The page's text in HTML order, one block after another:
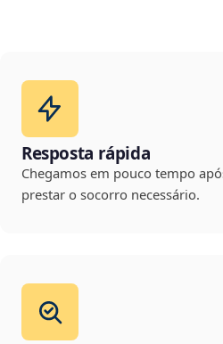
Resposta rápida
Chegamos em pouco tempo
prestar o socorro necessário.